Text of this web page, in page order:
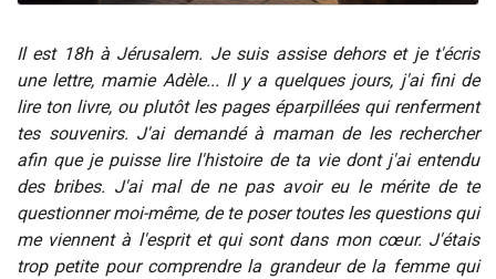
Il est 18h à Jérusalem. Je suis assise dehors et je t'écris
une lettre, mamie Adèle... Il y a quelques jours, j'ai fini de
lire ton livre, ou plutôt les pages éparpillées qui renferment
tes souvenirs. J'ai demandé à maman de les rechercher
afin que je puisse lire l'histoire de ta vie dont j'ai entendu
des bribes. J'ai mal de ne pas avoir eu le mérite de te
questionner moi-même, de te poser toutes les questions qui
me viennent à l'esprit et qui sont dans mon cœur. J'étais
trop petite pour comprendre la grandeur de la femme qui